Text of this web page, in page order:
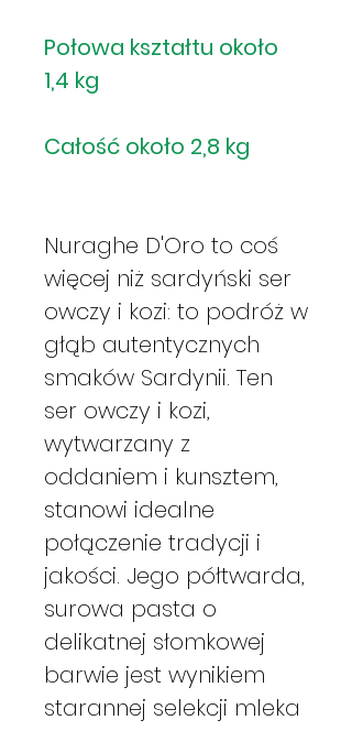
Połowa kształtu około
1,4 kg
Całość około 2,8 kg
Nuraghe D'Oro to coś
więcej niż sardyński ser
owczy i kozi: to podróż w
głąb autentycznych
smaków Sardynii. Ten
ser owczy i kozi,
wytwarzany z
oddaniem i kunsztem,
stanowi idealne
połączenie tradycji i
jakości. Jego półtwarda,
surowa pasta o
delikatnej słomkowej
barwie jest wynikiem
starannej selekcji mleka